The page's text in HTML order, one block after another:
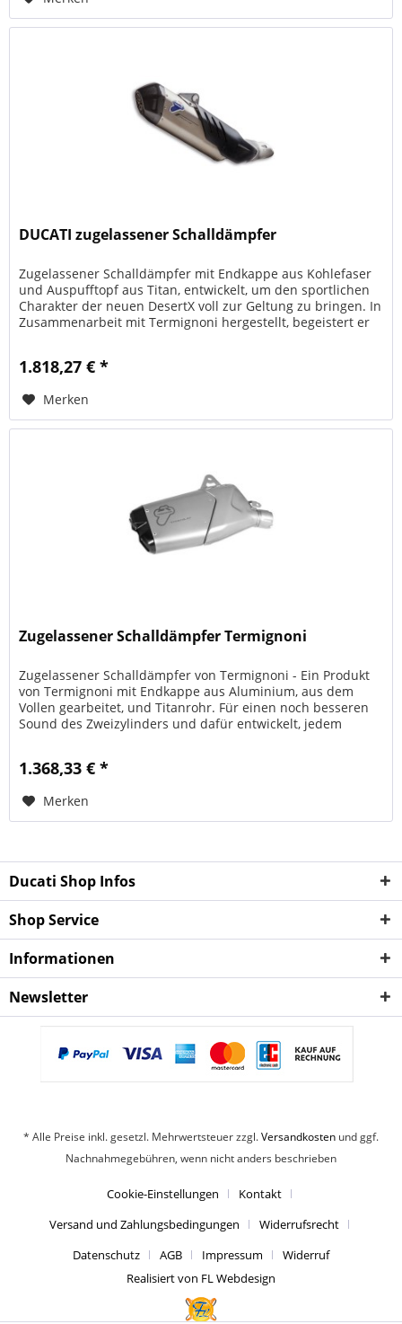
DUCATI zugelassener Schalldämpfer
Zugelassener Schalldämpfer mit Endkappe aus Kohlefaser
und Auspufftopf aus Titan, entwickelt, um den sportlichen
Charakter der neuen DesertX voll zur Geltung zu bringen. In
Zusammenarbeit mit Termignoni hergestellt, begeistert er
1.818,27 € *
Merken
Zugelassener Schalldämpfer Termignoni
Zugelassener Schalldämpfer von Termignoni - Ein Produkt
von Termignoni mit Endkappe aus Aluminium, aus dem
Vollen gearbeitet, und Titanrohr. Für einen noch besseren
Sound des Zweizylinders und dafür entwickelt, jedem
1.368,33 € *
Merken
Ducati Shop Infos
Shop Service
Informationen
Newsletter
* Alle Preise inkl. gesetzl. Mehrwertsteuer zzgl.Versandkosten und ggf.
Nachnahmegebühren, wenn nicht anders beschrieben
Cookie-Einstellungen
Kontakt
Versand und Zahlungsbedingungen
Widerrufsrecht
Datenschutz
AGB Impressum
Widerruf
Realisiert von FL Webdesign